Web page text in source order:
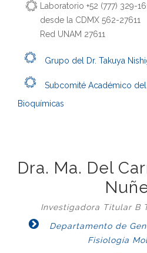
Laboratorio +52 (777) 329-
desde la CDMX 562-27611
Red UNAM 27611
Grupo del Dr. Takuya
Subcomité Académico
Bioquímicas
Dra. Ma. Del
Investigadora Titular B
Departamento de
Fisiología